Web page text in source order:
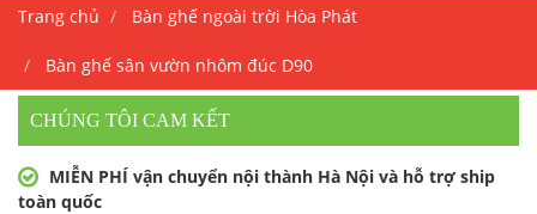
Trang chủ Bàn ghế ngoài trời Hòa Phát
Bàn ghế sân vườn nhôm đúc D90
CHÚNG TÔI CAM KẾT
MIỄN PHÍ vận chuyển nội thành Hà Nội và hỗ trợ ship
toàn quốc